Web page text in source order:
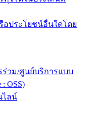
อประโยชน์อื่นใดโดย
ร่วม/ศูนย์บริการแบบ
: OSS)
ไลน์